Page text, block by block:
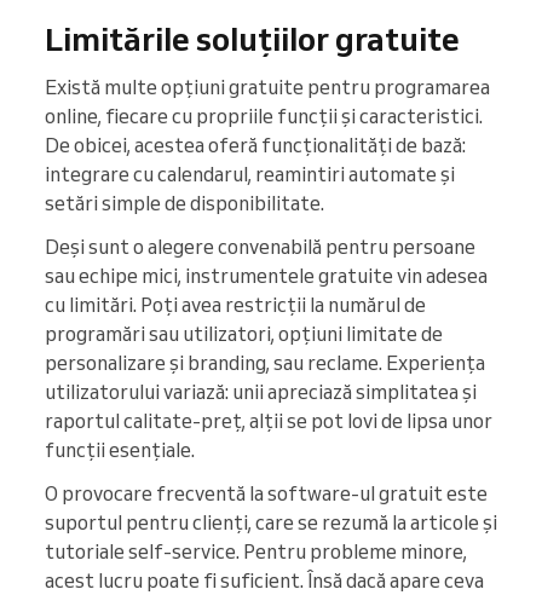
Limitările soluțiilor gratuite
Există multe opțiuni gratuite pentru programarea
online, fiecare cu propriile funcții și caracteristici.
De obicei, acestea oferă funcționalități de bază:
integrare cu calendarul, reamintiri automate și
setări simple de disponibilitate.
Deși sunt o alegere convenabilă pentru persoane
sau echipe mici, instrumentele gratuite vin adesea
cu limitări. Poți avea restricții la numărul de
programări sau utilizatori, opțiuni limitate de
personalizare și branding, sau reclame. Experiența
utilizatorului variază: unii apreciază simplitatea și
raportul calitate-preț, alții se pot lovi de lipsa unor
funcții esențiale.
O provocare frecventă la software-ul gratuit este
suportul pentru clienți, care se rezumă la articole și
tutoriale self-service. Pentru probleme minore,
acest lucru poate fi suficient. Însă dacă apare ceva